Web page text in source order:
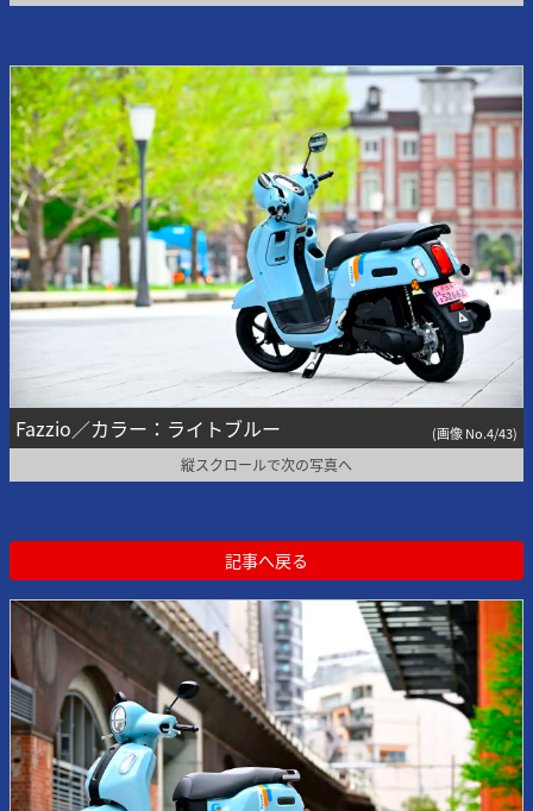
Fazzio／カラー：ライトブルー (画像 No.4/43)
縦スクロールで次の写真へ
記事へ戻る